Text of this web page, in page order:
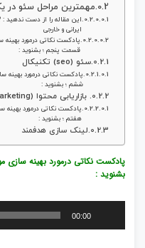
مهمترین مراحل سئو
این مقاله را از دست ندهید
ایرانی و خارجی
قسمت پنجم ؛ بشنوید :
سئو (seo) تکنیکال
ششم ؛ بشنوید :
بازاریابی محتوا (Content marketing)
هفتم ؛ بشنوید :
لینک سازی هدفمند
بشنوید :
پخش‌کننده
صوت
00:00